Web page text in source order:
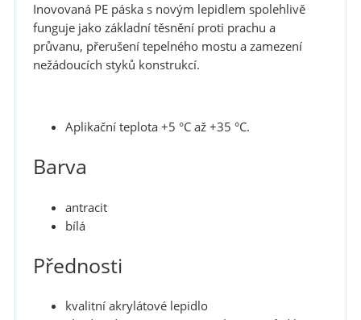
Inovovaná PE páska s novým lepidlem spolehlivě
funguje jako základní těsnění proti prachu a
průvanu, přerušení tepelného mostu a zamezení
nežádoucích styků konstrukcí.
Aplikační teplota +5 °C až +35 °C.
Barva
antracit
bílá
Přednosti
kvalitní akrylátové lepidlo